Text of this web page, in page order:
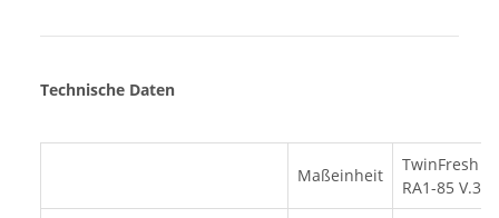
Technische Daten
Maßeinheit
TwinFresh
RA1-85 V.3